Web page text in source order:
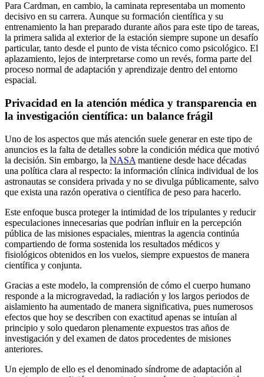
Para Cardman, en cambio, la caminata representaba un momento
decisivo en su carrera. Aunque su formación científica y su
entrenamiento la han preparado durante años para este tipo de tareas,
la primera salida al exterior de la estación siempre supone un desafío
particular, tanto desde el punto de vista técnico como psicológico. El
aplazamiento, lejos de interpretarse como un revés, forma parte del
proceso normal de adaptación y aprendizaje dentro del entorno
espacial.
Privacidad en la atención médica y transparencia en
la investigación científica: un balance frágil
Uno de los aspectos que más atención suele generar en este tipo de
anuncios es la falta de detalles sobre la condición médica que motivó
la decisión. Sin embargo, la NASA mantiene desde hace décadas
una política clara al respecto: la información clínica individual de los
astronautas se considera privada y no se divulga públicamente, salvo
que exista una razón operativa o científica de peso para hacerlo.
Este enfoque busca proteger la intimidad de los tripulantes y reducir
especulaciones innecesarias que podrían influir en la percepción
pública de las misiones espaciales, mientras la agencia continúa
compartiendo de forma sostenida los resultados médicos y
fisiológicos obtenidos en los vuelos, siempre expuestos de manera
científica y conjunta.
Gracias a este modelo, la comprensión de cómo el cuerpo humano
responde a la microgravedad, la radiación y los largos periodos de
aislamiento ha aumentado de manera significativa, pues numerosos
efectos que hoy se describen con exactitud apenas se intuían al
principio y solo quedaron plenamente expuestos tras años de
investigación y del examen de datos procedentes de misiones
anteriores.
Un ejemplo de ello es el denominado síndrome de adaptación al